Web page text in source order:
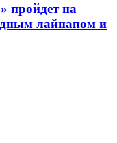
пройдет на
лайнапом и